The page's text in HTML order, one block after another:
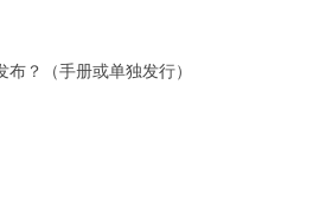
？（手册或单独发行）